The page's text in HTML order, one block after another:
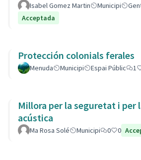
Isabel Gomez Martin Municipi
Acceptada
Protección colonials ferales
Menuda Municipi Espai Públic 1
Millora per la seguretat i per
acústica
Ma Rosa Solé Municipi 0 0